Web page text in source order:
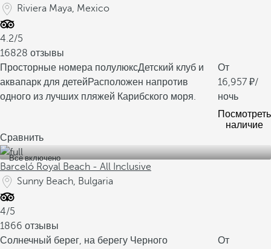
Riviera Maya, Mexico
4.2/5
16828 отзывы
Просторные номера полулюксДетский клуб и
аквапарк для детейРасположен напротив
одного из лучших пляжей Карибского моря.
От
16,957
/
ночь
Посмотреть
наличие
Сравнить
Все включено
Barceló Royal Beach - All Inclusive
Sunny Beach, Bulgaria
4/5
1866 отзывы
Солнечный берег, на берегу Черного
От